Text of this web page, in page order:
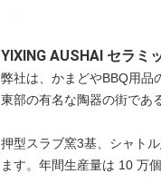
YIXING AUSHAI セラミ
弊社は、かまどやBBQ用品
東部の有名な陶器の街であ
押型スラブ窯3基、シャト
ます。年間生産量は 10 万